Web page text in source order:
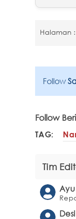
Halaman :
Follow
Follow
TAG:
Tim